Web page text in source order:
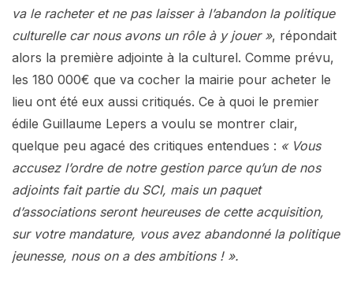
va le racheter et ne pas laisser à l’abandon la politique
culturelle car nous avons un rôle à y jouer », répondait
alors la première adjointe à la culturel. Comme prévu,
les 180 000€ que va cocher la mairie pour acheter le
lieu ont été eux aussi critiqués. Ce à quoi le premier
édile Guillaume Lepers a voulu se montrer clair,
quelque peu agacé des critiques entendues : « Vous
accusez l’ordre de notre gestion parce qu’un de nos
adjoints fait partie du SCI, mais un paquet
d’associations seront heureuses de cette acquisition,
sur votre mandature, vous avez abandonné la politique
jeunesse, nous on a des ambitions ! ».